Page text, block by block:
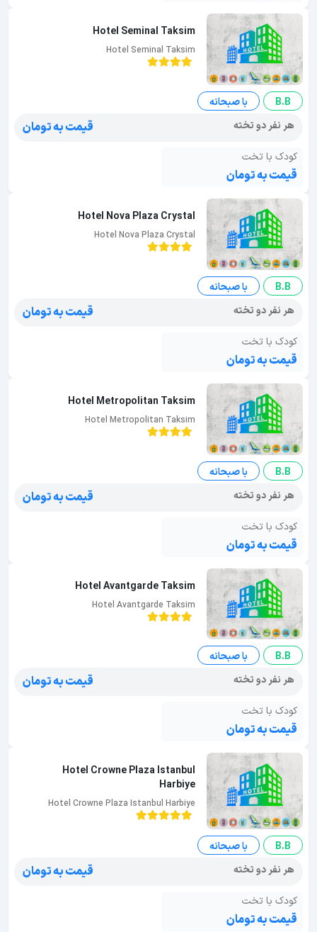
Hotel Seminal Taksim
Hotel Seminal Taksim
B.B
با صبحانه
هر نفر دو تخته
قیمت به تومان
کودک با تخت
قیمت به تومان
Hotel Nova Plaza Crystal
Hotel Nova Plaza Crystal
B.B
با صبحانه
هر نفر دو تخته
قیمت به تومان
کودک با تخت
قیمت به تومان
Hotel Metropolitan Taksim
Hotel Metropolitan Taksim
B.B
با صبحانه
هر نفر دو تخته
قیمت به تومان
کودک با تخت
قیمت به تومان
Hotel Avantgarde Taksim
Hotel Avantgarde Taksim
B.B
با صبحانه
هر نفر دو تخته
قیمت به تومان
کودک با تخت
قیمت به تومان
Hotel Crowne Plaza Istanbul
Harbiye
Hotel Crowne Plaza Istanbul Harbiye
B.B
با صبحانه
هر نفر دو تخته
قیمت به تومان
کودک با تخت
قیمت به تومان